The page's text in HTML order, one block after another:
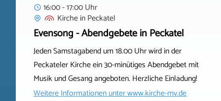
16:00 - 17:00 Uhr
KircheinPeckatel
Evensong - Abendgebete in Peckatel
Jeden Samstagabend um 18.00 Uhr wird in der
Peckateler Kirche ein 30-minütiges Abendgebet mit
Musik und Gesang angeboten. Herzliche Einladung!
Weitere Informationen unterwww.kirche-mv.de